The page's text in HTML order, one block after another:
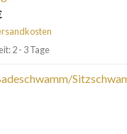
2 - 3 Tage